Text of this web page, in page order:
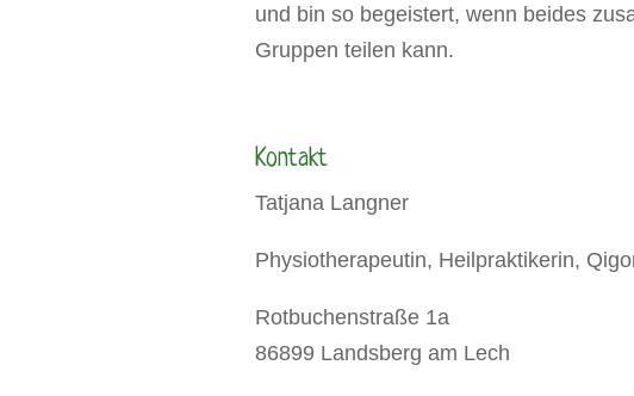
und bin so begeistert, wenn beides
Gruppen teilen kann.
Kontakt
Tatjana Langner
Physiotherapeutin, Heilpraktikerin,
Rotbuchenstraße 1a
86899 Landsberg am Lech